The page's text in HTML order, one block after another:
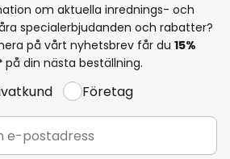
om aktuella inrednings- och
specialerbjudanden och rabatter?
på vårt nyhetsbrev får du 15%
på din nästa beställning.
Företag